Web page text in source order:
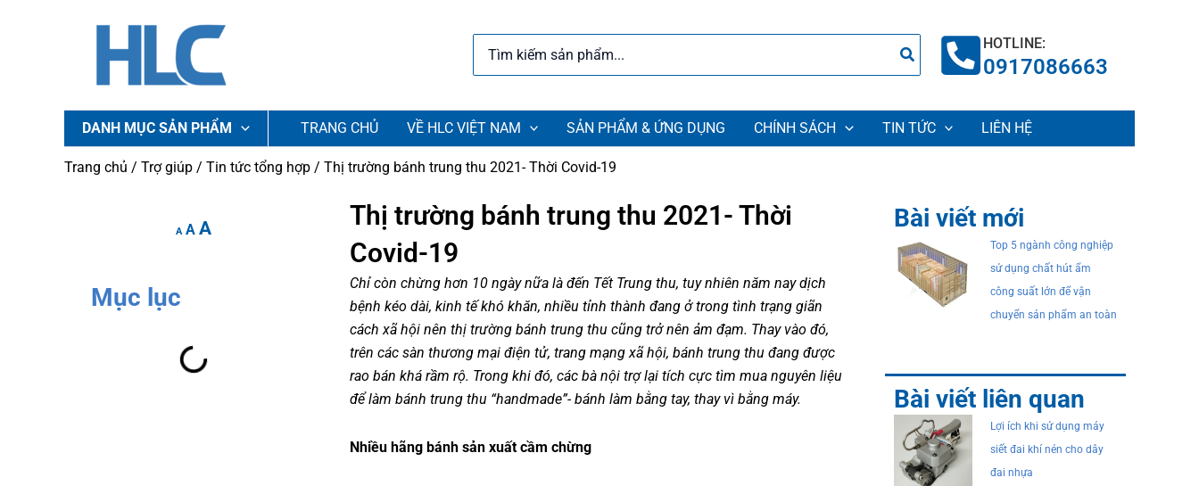
for:
HOTLINE:
0917086663
DANH MỤC SẢN PHẨM TRANG CHỦ VỀ HLC VIỆT NAM SẢN PHẨM & ỨNG DỤNG CHÍNH SÁCH TIN TỨC LIÊN HỆ
Trang chủ / Trợ giúp / Tin tức tổng hợp / Thị trường bánh trung thu 2021- Thời Covid-19
Afont
Afont
Afont
Mục lục
Thị trường bánh trung thu 2021- Thời
Covid-19
Chỉ còn chừng hơn 10 ngày nữa là đến Tết Trung thu, tuy nhiên năm nay dịch
bệnh kéo dài, kinh tế khó khăn, nhiều tỉnh thành đang ở trong tình trạng giãn
cách xã hội nên thị trường bánh trung thu cũng trở nên ảm đạm. Thay vào đó,
trên các sàn thương mại điện tử, trang mạng xã hội, bánh trung thu đang được
rao bán khá rầm rộ. Trong khi đó, các bà nội trợ lại tích cực tìm mua nguyên liệu
để làm bánh trung thu “handmade”- bánh làm bằng tay, thay vì bằng máy.
Nhiều hãng bánh sản xuất cầm chừng
Bài viết mới
Top 5 ngành công nghiệp
sử dụng chất hút ẩm
công suất lớn để vận
chuyển sản phẩm an toàn
Bài viết liên quan
Lợi ích khi sử dụng máy
siết đai khí nén cho dây
đai nhựa